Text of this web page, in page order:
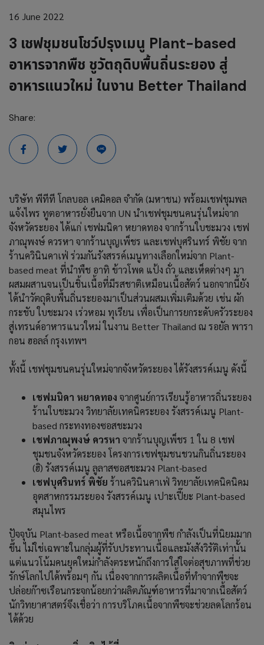
16 June 2022
3 เชฟชุมชนโชว์ปรุงเมนู Plant-based
อาหารจากพืช ชูวัตถุดิบพื้นถิ่นระยอง สู่
อาหารแนวใหม่ ในงาน Better Thailand
Share:
บริษัท พีทีที โกลบอล เคมิคอล จำกัด (มหาชน) พร้อมเชฟชุมพล
แจ้งไพร ทูตอาหารยั่งยืนจาก UN นำเชฟชุมชนคนรุ่นใหม่จาก
จังหวัดระยอง ได้แก่ เชฟมนิดา หยาดทอง จากร้านใบชะมวง เชฟ
ภาณุพงษ์ ควรหา จากร้านบุญเพ็ชร และเชฟบุศรินทร์ พิชัย จาก
ร้านควินินคาเฟ่ ร่วมกันรังสรรค์เมนูทางเลือกใหม่จาก Plant-
based meat ที่นำพืช อาทิ ข้าวโพด แป้ง ถั่ว และเห็ดต่างๆ มา
ผสมผสานจนเป็นชิ้นเนื้อที่มีรสชาติเหมือนเนื้อสัตว์ นอกจากนี้ยัง
ได้นำวัตถุดิบพื้นถิ่นระยองมาเป็นส่วนผสมเพิ่มเติมด้วย เช่น ผัก
กระชับ ใบชะมวง เร่วหอม ทุเรียน เพื่อเป็นการยกระดับครัวระยอง
สู่เทรนด์อาหารแนวใหม่ ในงาน Better Thailand ณ รอยัล พารา
กอน ฮอลล์ กรุงเทพฯ
ทั้งนี้ เชฟชุมชนคนรุ่นใหม่จากจังหวัดระยอง ได้รังสรรค์เมนู ดังนี้
เชฟมนิดา หยาดทอง จากศูนย์การเรียนรู้อาหารถิ่นระยอง
ร้านใบชะมวง วิทยาลัยเทคนิคระยอง รังสรรค์เมนู Plant-
based กระทงทองซอสชะมวง
เชฟภาณุพงษ์ ควรหา จากร้านบุญเพ็ชร 1 ใน 8 เชฟ
ชุมชนจังหวัดระยอง โครงการเชฟชุมชนชวนกินถิ่นระยอง
(ฮิ) รังสรรค์เมนู ลูลาสซอสชะมวง Plant-based
เชฟบุศรินทร์ พิชัย ร้านควินินคาเฟ่ วิทยาลัยเทคนิคนิคม
อุตสาหกรรมระยอง รังสรรค์เมนู เปาะเปี๊ยะ Plant-based
สมุนไพร
ปัจจุบัน Plant-based meat หรือเนื้อจากพืช กำลังเป็นที่นิยมมาก
ขึ้น ไม่ใช่เฉพาะในกลุ่มผู้ที่รับประทานเนื้อและมังสังวิรัติเท่านั้น
แต่แนวโน้มคนยุคใหม่กำลังตระหนักถึงการใส่ใจต่อสุขภาพที่ช่วย
รักษ์โลกไปได้พร้อมๆ กัน เนื่องจากการผลิตเนื้อที่ทำจากพืชจะ
ปล่อยก๊าซเรือนกระจกน้อยกว่าผลิตภัณฑ์อาหารที่มาจากเนื้อสัตว์
นักวิทยาศาสตร์จึงเชื่อว่า การบริโภคเนื้อจากพืชจะช่วยลดโลกร้อน
ได้ด้วย